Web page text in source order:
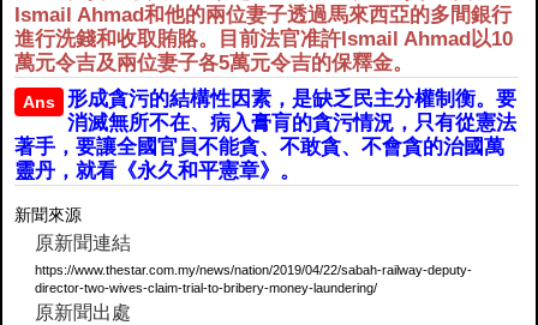
Ismail Ahmad和他的兩位妻子透過馬來西亞的多間銀行
進行洗錢和收取賄賂。目前法官准許Ismail Ahmad以10
萬元令吉及兩位妻子各5萬元令吉的保釋金。
Ans
形成貪污的結構性因素，是缺乏民主分權制衡。要
消滅無所不在、病入膏肓的貪污情況，只有從憲法
著手，要讓全國官員不能貪、不敢貪、不會貪的治國萬
靈丹，就看《永久和平憲章》。
新聞來源
原新聞連結
https://www.thestar.com.my/news/nation/2019/04/22/sabah-railway-deputy-
director-two-wives-claim-trial-to-bribery-money-laundering/
原新聞出處